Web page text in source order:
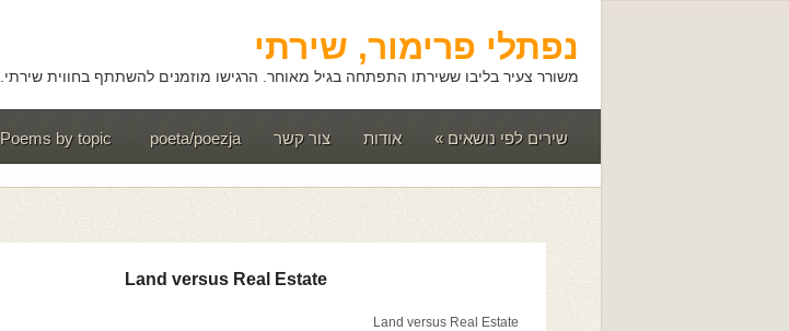
נפתלי פרימור, שירתי
משורר צעיר בליבו ששירתו התפתחה בגיל מאוחר. הרגישו מוזמנים להשתתף בחווית שירתי.
שירים לפי נושאים » אודות צור קשר poeta/poezja
Poems by topic
Land versus Real Estate
Land versus Real Estate